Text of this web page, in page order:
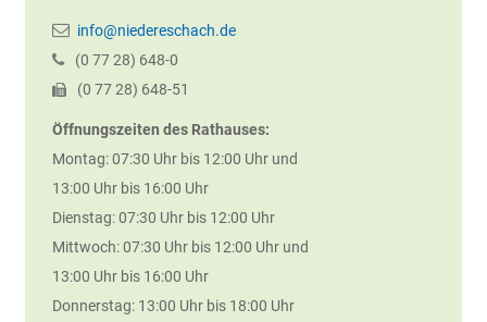
info@niedereschach.de
(0 7728) 648-0
(0 7728) 648-51
Öffnungszeiten des Rathauses:
Montag: 07:30 Uhr bis 12:00 Uhr und
13:00 Uhr bis 16:00 Uhr
Dienstag: 07:30 Uhr bis 12:00 Uhr
Mittwoch: 07:30 Uhr bis 12:00 Uhr und
13:00 Uhr bis 16:00 Uhr
Donnerstag: 13:00 Uhr bis 18:00 Uhr